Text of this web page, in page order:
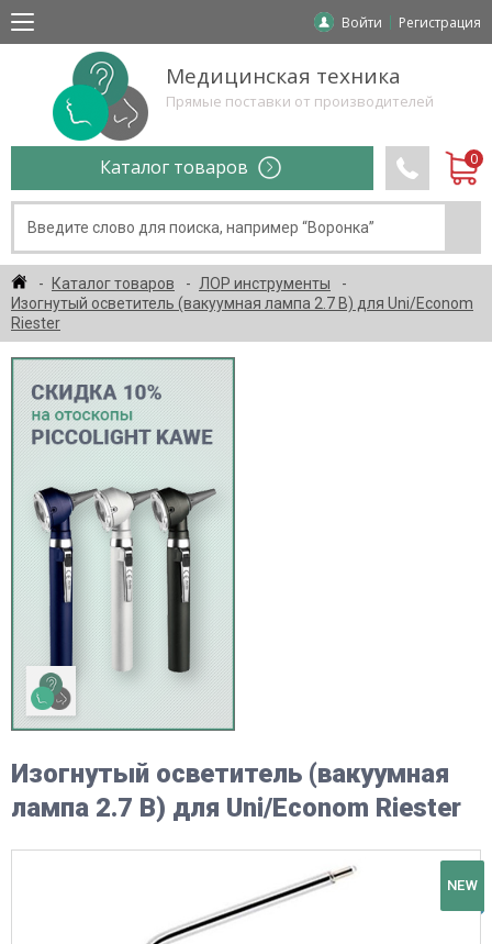
Войти Регистрация
Медицинская техника
Прямые поставки от производителей
Каталог товаров
Каталог товаров
ЛОР инструменты
Изогнутый осветитель (вакуумная лампа 2.7 В) для Uni/Econom
Riester
Изогнутый осветитель (вакуумная
лампа 2.7 В) для Uni/Econom Riester
NEW